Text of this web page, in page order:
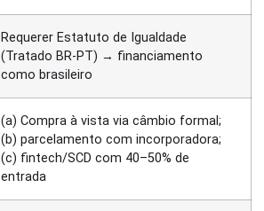
Requerer Estatuto de Igualdade
(Tratado BR-PT) → financiamento
como brasileiro
(a) Compra à vista via câmbio formal;
(b) parcelamento com incorporadora;
(c) fintech/SCD com 40–50% de
entrada